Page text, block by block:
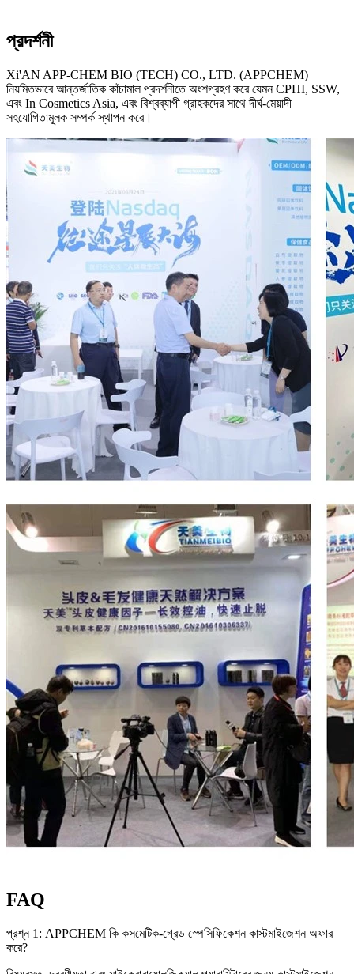
প্রদর্শনী
Xi'AN APP-CHEM BIO (TECH) CO., LTD. (APPCHEM)
নিয়মিতভাবে আন্তর্জাতিক কাঁচামাল প্রদর্শনীতে অংশগ্রহণ করে যেমন CPHI, SSW,
এবং In Cosmetics Asia, এবং বিশ্বব্যাপী গ্রাহকদের সাথে দীর্ঘ-মেয়াদী
সহযোগিতামূলক সম্পর্ক স্থাপন করে।
FAQ
প্রশ্ন 1: APPCHEM কি কসমেটিক-গ্রেড স্পেসিফিকেশন কাস্টমাইজেশন অফার
করে?